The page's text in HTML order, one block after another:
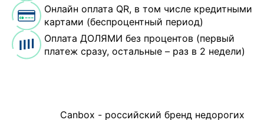
Онлайн оплата QR, в том числе кредитными
картами (беспроцентный период)
Оплата ДОЛЯМИ без процентов (первый
платеж сразу, остальные – раз в 2 недели)
Canbox - российский бренд недорогих